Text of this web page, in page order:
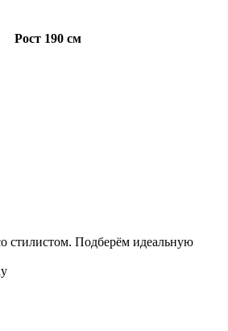
Рост 190 см
стилистом. Подберём идеальную